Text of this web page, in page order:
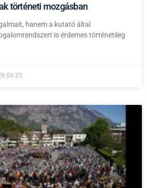
történeti mozgásban
hanem a kutató által
is érdemes történetileg